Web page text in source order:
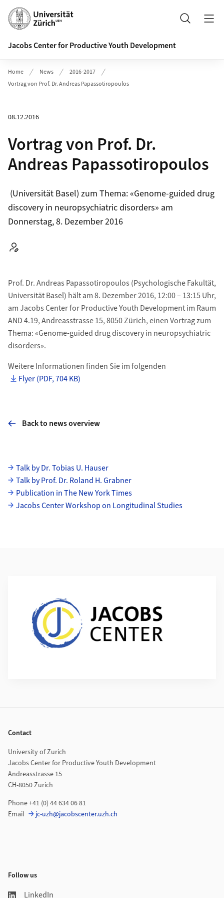
Header
Search
Jacobs Center for Productive Youth Development
Home News
2016-2017
Vortrag von Prof. Dr. Andreas Papassotiropoulos
08.12.2016
Vortrag von Prof. Dr.
Andreas Papassotiropoulos
(Universität Basel) zum Thema: «Genome-guided drug
discovery in neuropsychiatric disorders» am
Donnerstag, 8. Dezember 2016
Prof. Dr. Andreas Papassotiropoulos (Psychologische Fakultät,
Universität Basel) hält am 8. Dezember 2016, 12:00 – 13:15 Uhr,
am Jacobs Center for Productive Youth Development im Raum
AND 4.19, Andreasstrasse 15, 8050 Zürich, einen Vortrag zum
Thema: «Genome-guided drug discovery in neuropsychiatric
disorders».
Weitere Informationen finden Sie im folgenden
Flyer (PDF, 704 KB)
Back to news overview
Subpages
Talk by Dr. Tobias U. Hauser
Talk by Prof. Dr. Roland H. Grabner
Publication in The New York Times
Jacobs Center Workshop on Longitudinal Studies
Contact
University of Zurich
Jacobs Center for Productive Youth Development
Andreasstrasse 15
CH-8050 Zurich
Phone +41 (0) 44 634 06 81
Email
jc-uzh@jacobscenter.uzh.ch
Follow us
LinkedIn